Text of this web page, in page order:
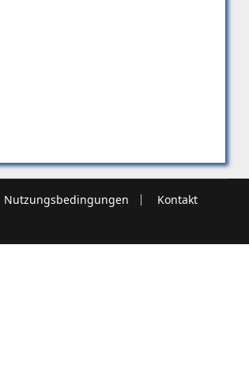
Nutzungsbedingungen
Kontakt